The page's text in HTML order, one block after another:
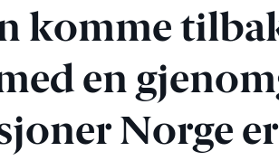
komme
en
Norge